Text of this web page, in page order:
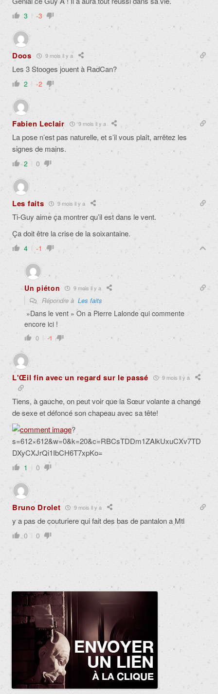
3 -3
Doos 9 mois il y a
Les 3 Stooges jouent à RadCan?
2 -2
Fabien Leclair 9 mois il y a
La pose n’est pas naturelle, et s’il vous plaît, arrêtez les
signes de mains.
2 0
Les faits 9 mois il y a
Ti-Guy aime ça montrer qu’il est dans le vent.
Ça doit être la crise de la soixantaine.
4 -1
Un piéton 9 mois il y a
Répondre à Les faits
»Dans le vent » On a Pierre Lalonde qui commente
encore ici !
0 -1
L'Œil fin avec un regard sur le passé 9 mois il y a
Tiens, à gauche, on peut voir que la Sœur volante a changé
de sexe et défoncé son chapeau avec sa tête!
?
s=612×612&w=0&k=20&c=RBCsTDDm1ZAlkUxuCXv7TD
DXyCXJrQi1IbCH6T7xpKo=
1 0
Bruno Drolet 9 mois il y a
y a pas de couturiere qui fait des bas de pantalon a Mtl
0 0